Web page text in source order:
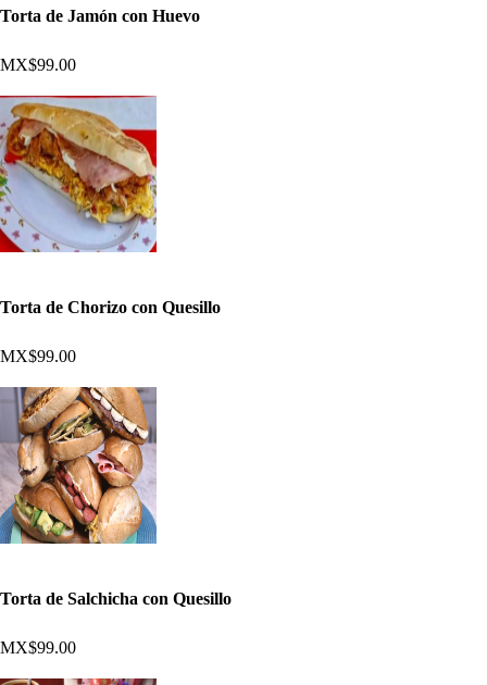
Torta de Jamón con Huevo
MX$99.00
Torta de Chorizo con Quesillo
MX$99.00
Torta de Salchicha con Quesillo
MX$99.00